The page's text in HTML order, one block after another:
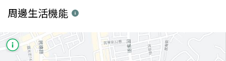
周邊生活機能